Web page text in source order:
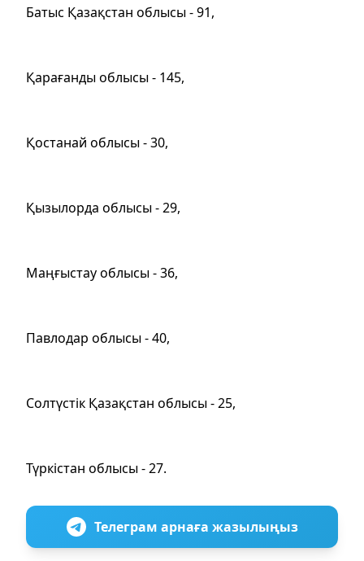
Батыс Қазақстан облысы - 91,
Қарағанды облысы - 145,
Қостанай облысы - 30,
Қызылорда облысы - 29,
Маңғыстау облысы - 36,
Павлодар облысы - 40,
Солтүстік Қазақстан облысы - 25,
Түркістан облысы - 27.
Телеграм арнаға жазылыңыз